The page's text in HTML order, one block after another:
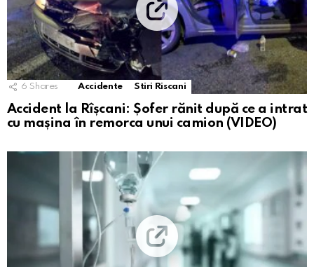
6 Shares Accidente Stiri Riscani
Accident la Rîșcani: Șofer rănit după ce a intrat
cu mașina în remorca unui camion (VIDEO)